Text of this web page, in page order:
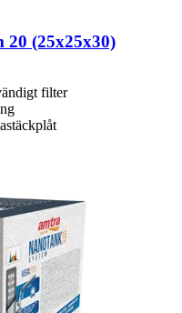
20 (25x25x30)
filter